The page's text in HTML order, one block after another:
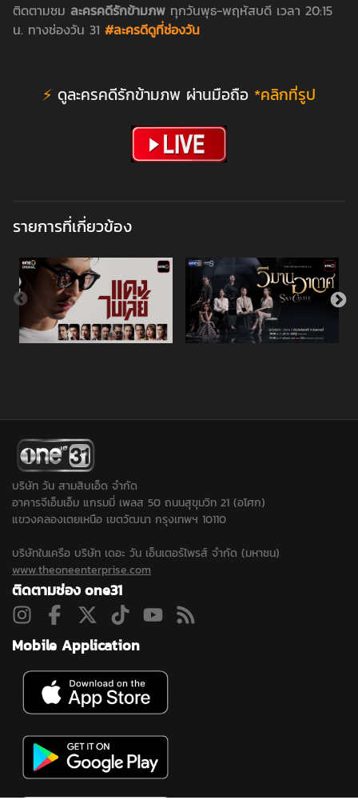
ติดตามชม ละครคดีรักข้ามภพ ทุกวันพุธ-พฤหัสบดี เวลา 20:15
น. ทางช่องวัน 31 #ละครดีดูที่ช่องวัน
⚡ ดูละครคดีรักข้ามภพ ผ่านมือถือ *คลิกที่รูป
รายการที่เกี่ยวข้อง
บริษัท วัน สามสิบเอ็ด จำกัด
อาคารจีเอ็มเอ็ม แกรมมี่ เพลส 50 ถนนสุขุมวิท 21 (อโศก)
แขวงคลองเตยเหนือ เขตวัฒนา กรุงเทพฯ 10110
บริษัทในเครือ บริษัท เดอะ วัน เอ็นเตอร์ไพรส์ จำกัด (มหาชน)
www.theoneenterprise.com
ติดตามช่อง one31
Mobile Application